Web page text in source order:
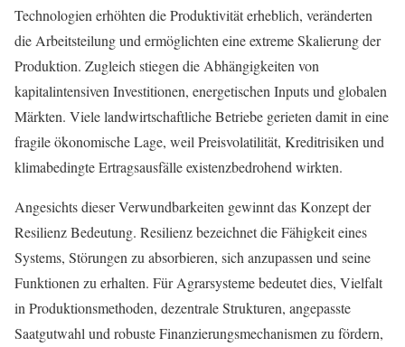
Technologien erhöhten die Produktivität erheblich, veränderten
die Arbeitsteilung und ermöglichten eine extreme Skalierung der
Produktion. Zugleich stiegen die Abhängigkeiten von
kapitalintensiven Investitionen, energetischen Inputs und globalen
Märkten. Viele landwirtschaftliche Betriebe gerieten damit in eine
fragile ökonomische Lage, weil Preisvolatilität, Kreditrisiken und
klimabedingte Ertragsausfälle existenzbedrohend wirkten.
Angesichts dieser Verwundbarkeiten gewinnt das Konzept der
Resilienz Bedeutung. Resilienz bezeichnet die Fähigkeit eines
Systems, Störungen zu absorbieren, sich anzupassen und seine
Funktionen zu erhalten. Für Agrarsysteme bedeutet dies, Vielfalt
in Produktionsmethoden, dezentrale Strukturen, angepasste
Saatgutwahl und robuste Finanzierungsmechanismen zu fördern,